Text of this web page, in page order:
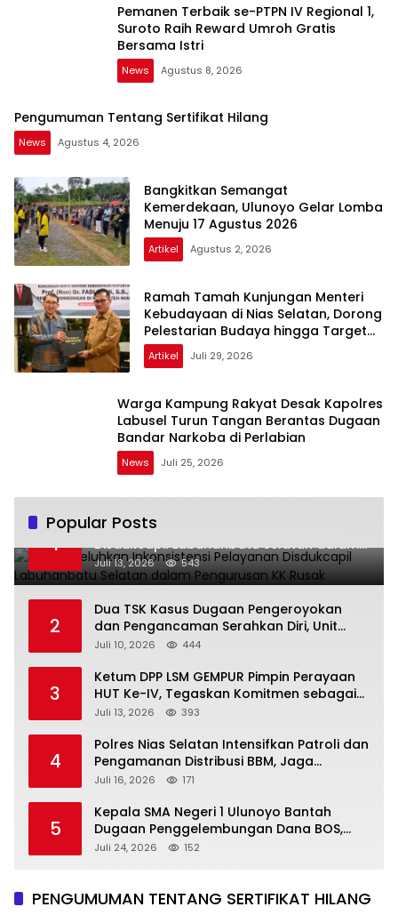
Pemanen Terbaik se-PTPN IV Regional 1,
Suroto Raih Reward Umroh Gratis
Bersama Istri
News Agustus 8, 2026
Pengumuman Tentang Sertifikat Hilang
News Agustus 4, 2026
Bangkitkan Semangat
Kemerdekaan, Ulunoyo Gelar Lomba
Menuju 17 Agustus 2026
Artikel Agustus 2, 2026
Ramah Tamah Kunjungan Menteri
Kebudayaan di Nias Selatan, Dorong
Pelestarian Budaya hingga Target
UNESCO
Artikel Juli 29, 2026
Warga Kampung Rakyat Desak Kapolres
Labusel Turun Tangan Berantas Dugaan
Bandar Narkoba di Perlabian
News Juli 25, 2026
Popular Posts
1
Warga Keluhkan Inkonsistensi Pelayanan
Disdukcapil Labuhanbatu Selatan dalam
Pengurusan KK Rusak
Juli 13, 2026 543
2
Dua TSK Kasus Dugaan Pengeroyokan
dan Pengancaman Serahkan Diri, Unit
Reskrim Polsek Lolowau Tuntaskan
Juli 10, 2026 444
3
Ketum DPP LSM GEMPUR Pimpin Perayaan
HUT Ke-IV, Tegaskan Komitmen sebagai
Mitra Pemerintah dan Corong Aspirasi
Juli 13, 2026 393
4
Polres Nias Selatan Intensifkan Patroli dan
Pengamanan Distribusi BBM, Jaga
Ketertiban di SPBU
Juli 16, 2026 171
5
Kepala SMA Negeri 1 Ulunoyo Bantah
Dugaan Penggelembungan Dana BOS,
Tegaskan Pemberitaan Tidak Benar
Juli 24, 2026 152
PENGUMUMAN TENTANG SERTIFIKAT HILANG